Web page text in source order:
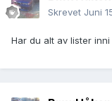
Skrevet Juni
Har du alt av lister